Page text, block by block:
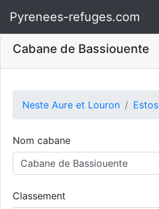
Pyrenees-refuges.com
Cabane de Bassiouente
Neste Aure et Louron Estos
Nom cabane
Classement